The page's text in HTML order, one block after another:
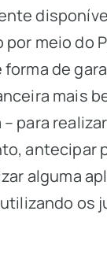
meio do
de
mais
para
antecipar
alguma
os